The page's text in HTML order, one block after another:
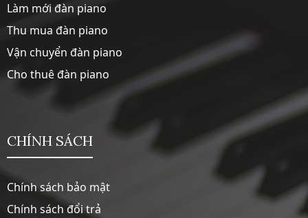
Làm mới đàn piano
Thu mua đàn piano
Vận chuyển đàn piano
Cho thuê đàn piano
CHÍNH SÁCH
Chính sách bảo mật
Chính sách đổi trả